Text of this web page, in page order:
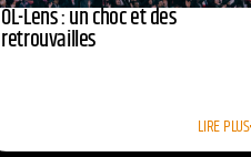
OL-Lens : un choc et des
retrouvailles
LIRE PLUS